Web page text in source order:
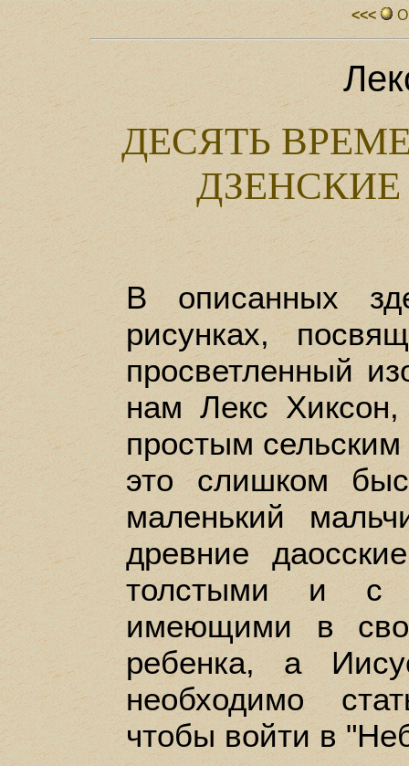
<<<
ДЕСЯТЬ
В описанных
рисунках,
просветленный
нам Лекс
простым
это слишком
маленький
древние
толстыми и с
имеющими в
ребенка, а
необходимо
чтобы войти в